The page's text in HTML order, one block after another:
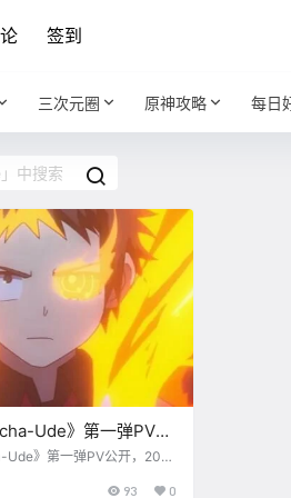
签到
三次元圈 原神攻略 每日
Ude》第一弹PV公
Ude》第一弹PV公开，202
，制作方依旧是由福冈的新
93 0